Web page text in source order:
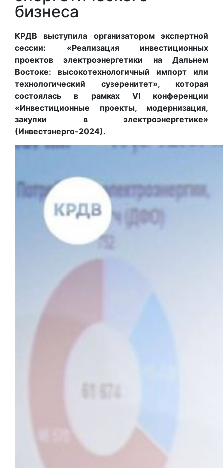
бизнеса
КРДВ выступила организатором экспертной
сессии: «Реализация инвестиционных
проектов электроэнергетики на Дальнем
Востоке: высокотехнологичный импорт или
технологический суверенитет», которая
состоялась в рамках VI конференции
«Инвестиционные проекты, модернизация,
закупки в электроэнергетике»
(Инвестэнерго-2024).